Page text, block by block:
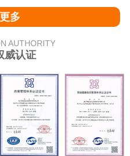
多
AUTHORITY
威认证